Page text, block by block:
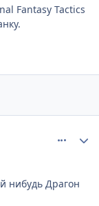
Fantasy Tactics
нибудь Драгон